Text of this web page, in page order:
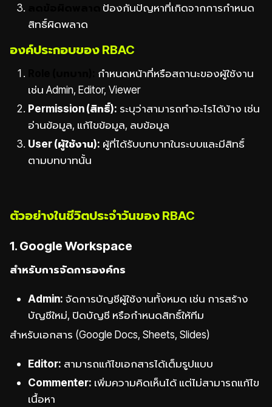
ป้องกันปัญหาที่เกิดจากการกำหนด
สิทธิ์ผิดพลาด
องค์ประกอบของ RBAC
กำหนดหน้าที่หรือสถานะของผู้ใช้งาน
เช่น Admin, Editor, Viewer
Permission (สิทธิ์): ระบุว่าสามารถทำอะไรได้บ้าง เช่น
อ่านข้อมูล, แก้ไขข้อมูล, ลบข้อมูล
User (ผู้ใช้งาน): ผู้ที่ได้รับบทบาทในระบบและมีสิทธิ์
ตามบทบาทนั้น
ตัวอย่างในชีวิตประจำวันของ RBAC
1. Google Workspace
สำหรับการจัดการองค์กร
Admin: จัดการบัญชีผู้ใช้งานทั้งหมด เช่น การสร้าง
บัญชีใหม่, ปิดบัญชี หรือกำหนดสิทธิ์ให้ทีม
สำหรับเอกสาร (Google Docs, Sheets, Slides)
Editor: สามารถแก้ไขเอกสารได้เต็มรูปแบบ
Commenter: เพิ่มความคิดเห็นได้ แต่ไม่สามารถแก้ไข
เนื้อหา